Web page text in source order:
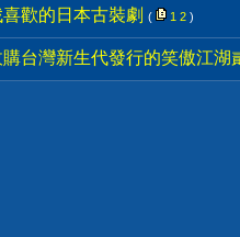
歡的日本古裝劇 ( 1 2 )
台灣新生代發行的笑傲江湖